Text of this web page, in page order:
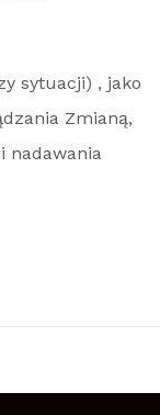
sytuacji) , jako
Zmianą,
nadawania